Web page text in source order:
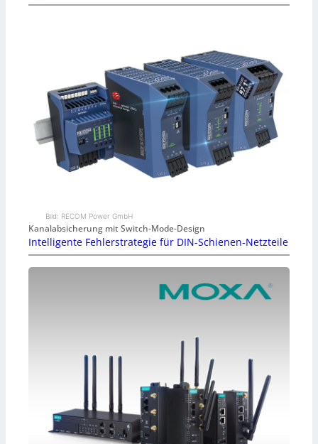
Bild: RECOM Power GmbH
Kanalabsicherung mit Switch-Mode-Design
Intelligente Fehlerstrategie für DIN-Schienen-Netzteile